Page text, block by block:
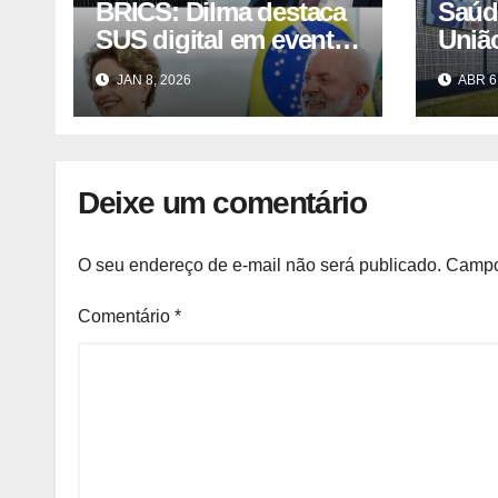
BRICS: Dilma destaca
SUS digital em evento
com Lula
JAN 8, 2026
IVC
ABR
Deixe um comentário
O seu endereço de e-mail não será publicado.
Comentário *